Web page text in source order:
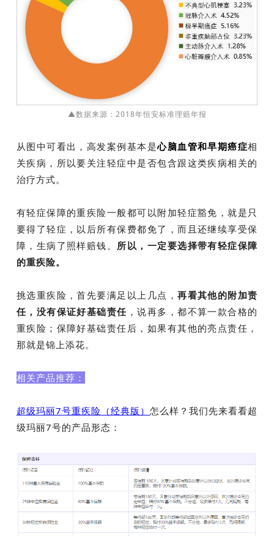
▲数据来源：2018年恒安标准理赔年报
从图中可看出，高发案例基本是心脑血管和早期癌症相
关疾病，所以要关注轻症中是否包含跟这类疾病相关的
治疗方式。
有轻症保障的重疾险一般都可以附加轻症豁免，就是只
要得了轻症，以后所有保费都免了，而且还继续享受保
障，生病了照样赔钱。 所以，一定要选择带有轻症保障
的重疾险。
挑选重疾险，首先要满足以上几点，再看其他的附加责
任，没有保证好基础责任 ，说再多，都不算一款合格的
重疾险；保障好基础责任后，如果有其他的亮点责任，
那就是锦上添花。
相关产品推荐：
超级玛丽7号重疾险（经典版）怎么样？我们先来看看超
级玛丽7号的产品形态：